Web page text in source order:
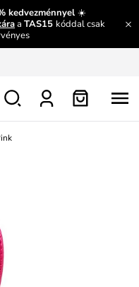
kedvezménnyel ☀️
a TAS15 kóddal csak